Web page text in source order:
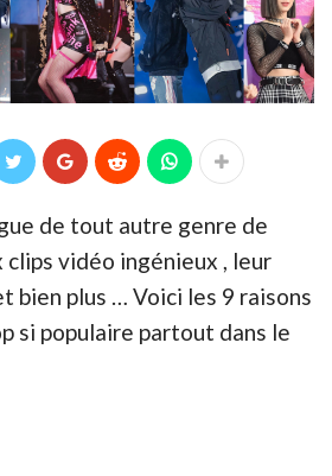
de tout autre genre de
clips vidéo ingénieux , leur
bien plus … Voici les 9 raisons
si populaire partout dans le